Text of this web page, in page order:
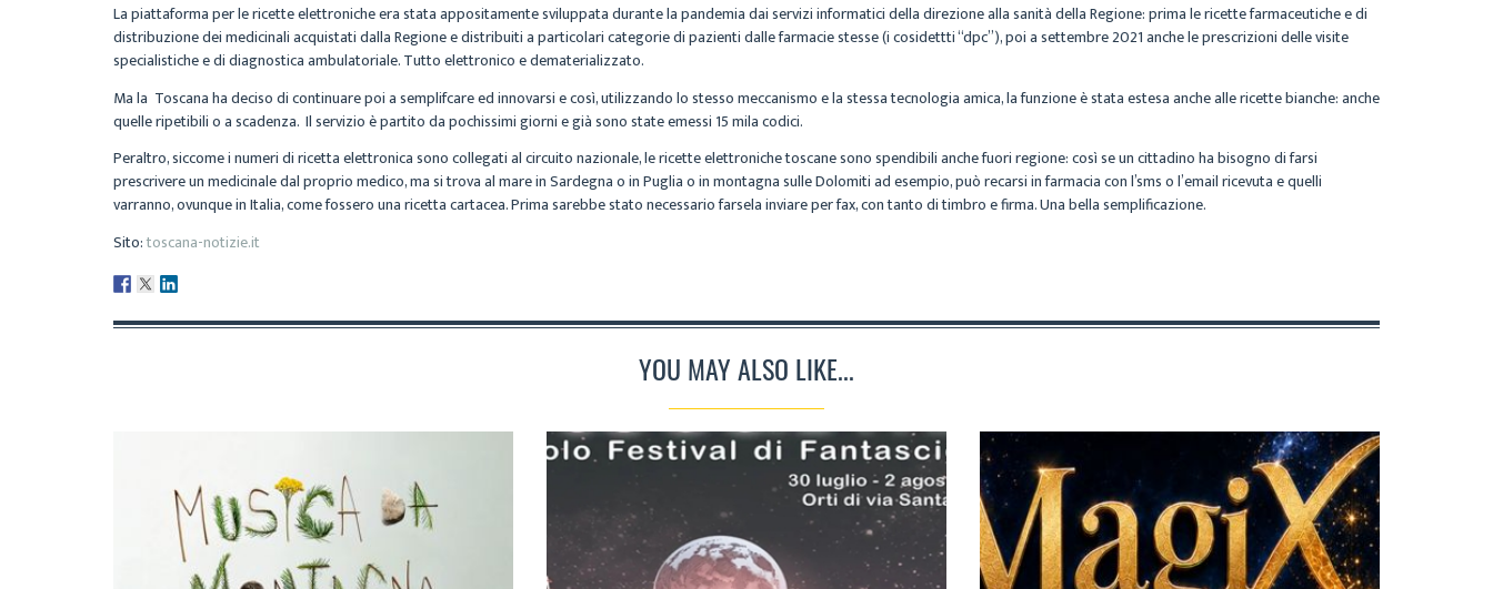
La piattaforma per le ricette elettroniche era stata appositamente sviluppata durante la pandemia dai servizi informatici della direzione alla sanità della Regione: prima le ricette farmaceutiche e di
distribuzione dei medicinali acquistati dalla Regione e distribuiti a particolari categorie di pazienti dalle farmacie stesse (i cosidettti “dpc”), poi a settembre 2021 anche le prescrizioni delle visite
specialistiche e di diagnostica ambulatoriale. Tutto elettronico e dematerializzato.
Ma la Toscana ha deciso di continuare poi a semplifcare ed innovarsi e così, utilizzando lo stesso meccanismo e la stessa tecnologia amica, la funzione è stata estesa anche alle ricette bianche: anche
quelle ripetibili o a scadenza. Il servizio è partito da pochissimi giorni e già sono state emessi 15 mila codici.
Peraltro, siccome i numeri di ricetta elettronica sono collegati al circuito nazionale, le ricette elettroniche toscane sono spendibili anche fuori regione: così se un cittadino ha bisogno di farsi
prescrivere un medicinale dal proprio medico, ma si trova al mare in Sardegna o in Puglia o in montagna sulle Dolomiti ad esempio, può recarsi in farmacia con l’sms o l’email ricevuta e quelli
varranno, ovunque in Italia, come fossero una ricetta cartacea. Prima sarebbe stato necessario farsela inviare per fax, con tanto di timbro e firma. Una bella semplificazione.
Sito:toscana-notizie.it
YOU MAY ALSO LIKE...